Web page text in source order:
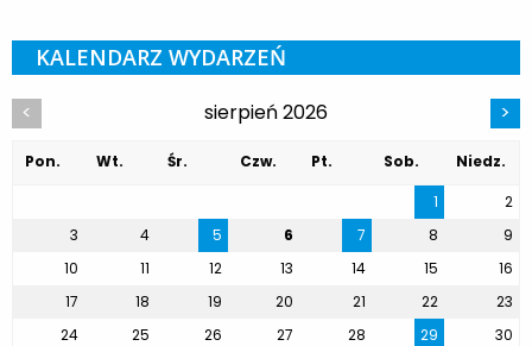
KALENDARZ WYDARZEŃ
< sierpień 2026 >
Pon. Wt. Śr. Czw. Pt. Sob.
Niedz.
1
2
3
4 5 6 7 8
9
10
11 12 13 14 15
16
17
18 19 20 21 22
23
24
25 26 27 28 29
30